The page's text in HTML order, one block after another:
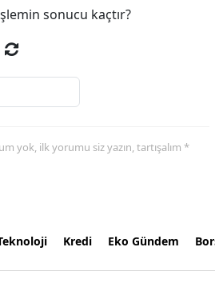
sonucu kaçtır?
yok, ilk yorumu siz yazın, tartışalım *
Kredi Eko Gündem